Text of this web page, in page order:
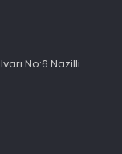
No:6 Nazilli